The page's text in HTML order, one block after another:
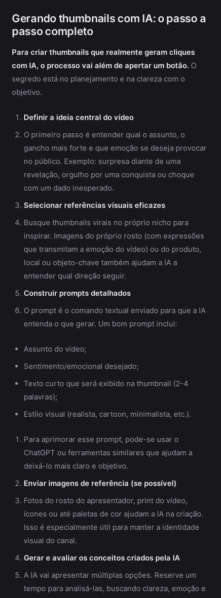
Gerando thumbnails com IA: o passo a
passo completo
Para criar thumbnails que realmente geram cliques
com IA, o processo vai além de apertar um botão. O
segredo está no planejamento e na clareza com o
objetivo.
Definir a ideia central do vídeo
O primeiro passo é entender qual o assunto, o
gancho mais forte e que emoção se deseja provocar
no público. Exemplo: surpresa diante de uma
revelação, orgulho por uma conquista ou choque
com um dado inesperado.
Selecionar referências visuais eficazes
Busque thumbnails virais no próprio nicho para
inspirar. Imagens do próprio rosto (com expressões
que transmitam a emoção do vídeo) ou do produto,
local ou objeto-chave também ajudam a IA a
entender qual direção seguir.
Construir prompts detalhados
O prompt é o comando textual enviado para que a IA
entenda o que gerar. Um bom prompt inclui:
Assunto do vídeo;
Sentimento/emocional desejado;
Texto curto que será exibido na thumbnail (2-4
palavras);
Estilo visual (realista, cartoon, minimalista, etc.).
Para aprimorar esse prompt, pode-se usar o
ChatGPT ou ferramentas similares que ajudam a
deixá-lo mais claro e objetivo.
Enviar imagens de referência (se possível)
Fotos do rosto do apresentador, print do vídeo,
ícones ou até paletas de cor ajudam a IA na criação.
Isso é especialmente útil para manter a identidade
visual do canal.
Gerar e avaliar os conceitos criados pela IA
A IA vai apresentar múltiplas opções. Reserve um
tempo para analisá-las, buscando clareza, emoção e